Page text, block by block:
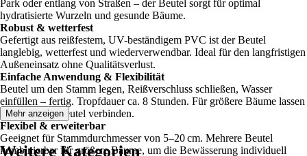
Park oder entlang von Straßen – der Beutel sorgt für optimal
hydratisierte Wurzeln und gesunde Bäume.
Robust & wetterfest
Gefertigt aus reißfestem, UV-beständigem PVC ist der Beutel
langlebig, wetterfest und wiederverwendbar. Ideal für den langfristigen
Außeneinsatz ohne Qualitätsverlust.
Einfache Anwendung & Flexibilität
Beutel um den Stamm legen, Reißverschluss schließen, Wasser
einfüllen – fertig. Tropfdauer ca. 8 Stunden. Für größere Bäume lassen
sich mehrere Beutel verbinden.
Flexibel & erweiterbar
Geeignet für Stammdurchmesser von 5–20 cm. Mehrere Beutel
kombinierbar für größere Bäume, um die Bewässerung individuell
Mehr anzeigen
Weitere Kategorien